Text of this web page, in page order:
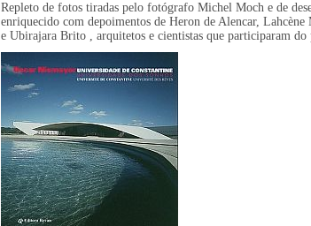
Repleto de fotos tiradas pelo fotógrafo Michel Moch e de
enriquecido com depoimentos de Heron de Alencar,
e Ubirajara Brito , arquitetos e cientistas que participaram